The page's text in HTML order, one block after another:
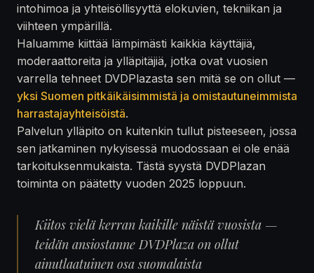
intohimoa ja yhteisöllisyyttä elokuvien, tekniikan ja
viihteen ympärillä.
Haluamme kiittää lämpimästi kaikkia käyttäjiä,
moderaattoreita ja ylläpitäjiä, jotka ovat vuosien
varrella tehneet DVDPlazasta sen mitä se on ollut —
yksi Suomen pitkäikäisimmistä ja omistautuneimmista
harrastajayhteisöistä.
Palvelun ylläpito on kuitenkin tullut pisteeseen, jossa
sen jatkaminen nykyisessä muodossaan ei ole enää
tarkoituksenmukaista. Tästä syystä DVDPlazan
toiminta on päätetty vuoden 2025 loppuun.
Kiitos vielä kerran kaikille näistä vuosista —
teidän ansiostanne DVDPlaza on ollut
ainutlaatuinen osa suomalaista